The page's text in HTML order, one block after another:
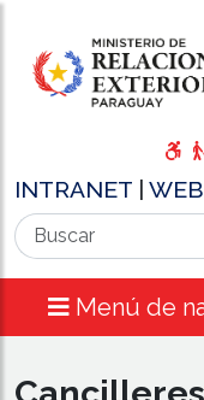
INTRANET
Menú de